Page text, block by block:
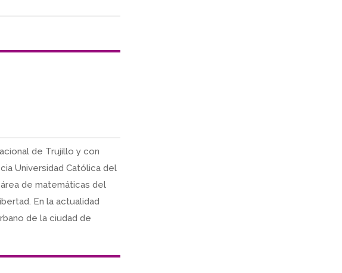
de Trujillo y con
Universidad Católica del
de matemáticas del
En la actualidad
de la ciudad de